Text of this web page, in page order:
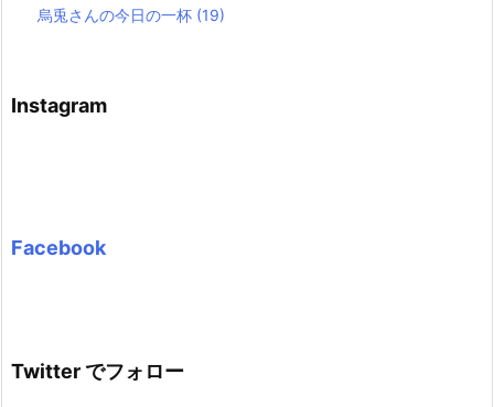
烏兎さんの今日の一杯 (19)
Instagram
Facebook
Twitter でフォロー